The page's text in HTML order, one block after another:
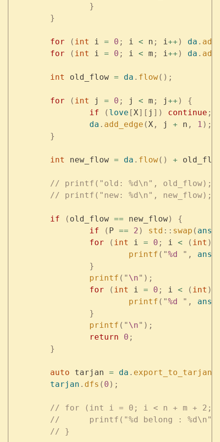
		}
	}
	for
( int i = 0 ; i < n ; i++ ) da .
	for
( int i = 0 ; i < m ; i++ ) da .
	int
old_flow = da . flow();
	for
( int j = 0 ; j < m ; j++ )
{
		if
( love [X][ j ]) continue ;
		da
. add_edge (X, j + n , 1 );
	}
	int
new_flow = da . flow() +
	// printf("old: %d\n", old_flow);
	// printf("new: %d\n", new_flow);
	if
( old_flow == new_flow)
{
		if
( P == 2 ) std :: swap ( ans
		for
( int i = 0 ; i < ( int )
			printf
( "%d " , ans
		}
		printf
( " \n" );
		for
( int i = 0 ; i < ( int )
			printf
( "%d " , ans
		}
		printf
( " \n" );
		return
0 ;
	}
	auto
tarjan = da . export_to_tarjan
	tarjan
. dfs ( 0 );
// for (int i = 0; i < n + m + 2;
// 	printf("%d belong :
	// }